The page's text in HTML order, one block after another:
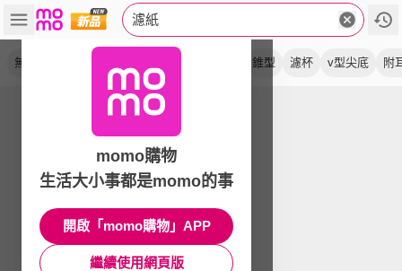
濾紙
無漂白 錐型 濾杯 v型尖底 附
momo購物
生活大小事都是momo的事
開啟「momo購物」APP
繼續使用網頁版